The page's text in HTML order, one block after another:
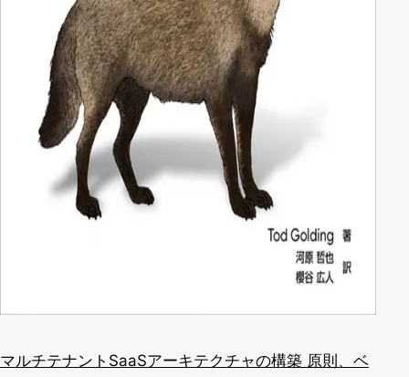
マルチテナントSaaSアーキテクチャの構築 原則、ベ